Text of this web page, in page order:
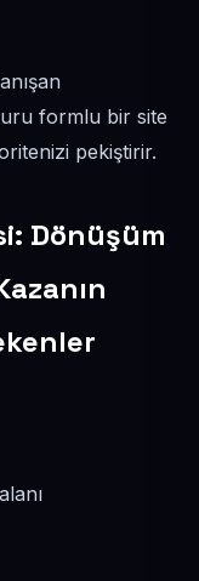
formlu bir site
pekiştirir.
Dönüşüm